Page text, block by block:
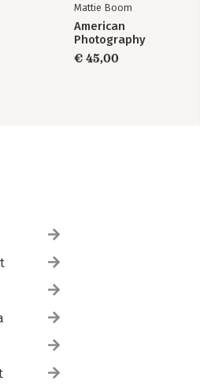
Mattie Boom
American
Photography
€ 45,00